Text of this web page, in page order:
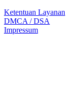
Ketentuan Layanan
DMCA / DSA
Impressum